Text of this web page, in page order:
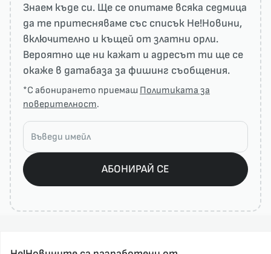
Знаем къде си. Ще се опитаме всяка седмица
да те притесняваме със списък He!Новини,
включително и къщей от златни орли.
Вероятно ще ни кажат и адресът ти ще се
окаже в датабаза за фишинг съобщения.
*С абонирането приемаш Политиката за
поверителност.
АБОНИРАЙ СЕ